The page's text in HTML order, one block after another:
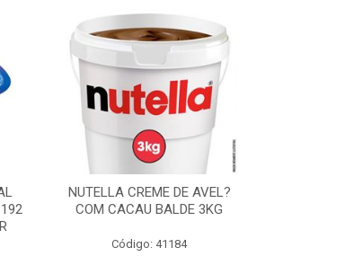
NUTELLA CREME DE AVEL?
COM CACAU BALDE 3KG
Código: 41184